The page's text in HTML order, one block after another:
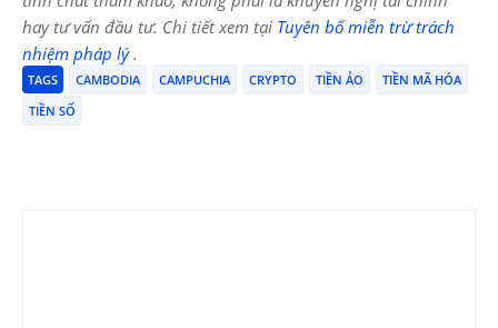
hay tư vấn đầu tư. Chi tiết xem tại Tuyên bố miễn trừ trách
nhiệm pháp lý.
TAGS CAMBODIA CAMPUCHIA CRYPTO TIỀN ẢO
TIỀN MÃ HÓA
TIỀN SỐ